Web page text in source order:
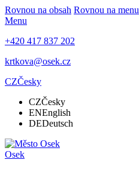
Rovnou na obsah Rovnou na menu
Menu
+420 417 837 202
krtkova@osek.cz
CZČesky
CZČesky
ENEnglish
DEDeutsch
Osek